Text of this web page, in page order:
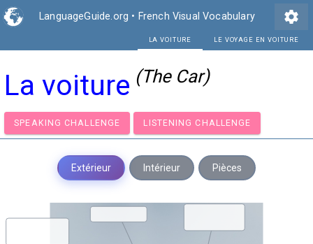
LanguageGuide.org • French Visual Vocabulary settings
La voiture (The Car)
SPEAKING CHALLENGE LISTENING CHALLENGE
Extérieur Intérieur Pièces